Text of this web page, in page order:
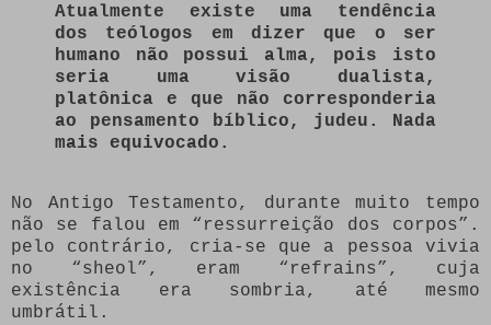
Atualmente existe uma tendência
dos teólogos em dizer que o ser
humano não possui alma, pois isto
seria uma visão dualista,
platônica e que não corresponderia
ao pensamento bíblico, judeu. Nada
mais equivocado.
No Antigo Testamento, durante muito tempo
não se falou em “ressurreição dos corpos”.
pelo contrário, cria-se que a pessoa vivia
no “sheol”, eram “refrains”, cuja
existência era sombria, até mesmo
umbrátil.